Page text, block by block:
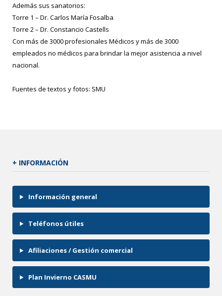
Además sus sanatorios:
Torre 1 – Dr. Carlos María Fosalba
Torre 2 – Dr. Constancio Castells
Con más de 3000 profesionales Médicos y más de 3000
empleados no médicos para brindar la mejor asistencia a nivel
nacional.
Fuentes de textos y fotos: SMU
+ INFORMACIÓN
Información general
Teléfonos útiles
Afiliaciones / Gestión comercial
Plan Invierno CASMU